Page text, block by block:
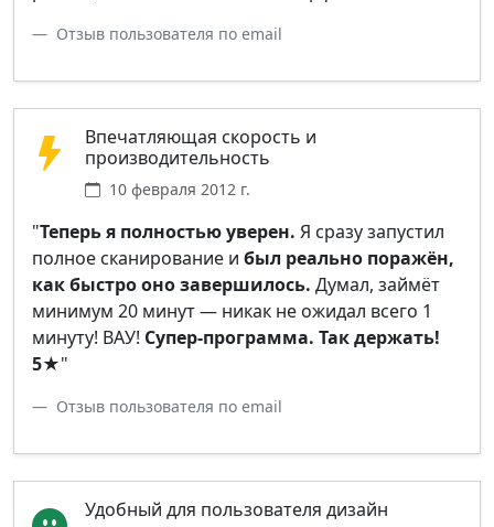
Отзыв пользователя по email
Впечатляющая скорость и
производительность
10 февраля 2012 г.
"Теперь я полностью уверен. Я сразу запустил
полное сканирование и был реально поражён,
как быстро оно завершилось. Думал, займёт
минимум 20 минут — никак не ожидал всего 1
минуту! ВАУ! Супер-программа. Так держать!
5★"
Отзыв пользователя по email
Удобный для пользователя дизайн